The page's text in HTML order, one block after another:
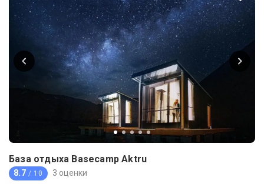
База отдыха Basecamp Aktru
8.7 / 10 3 оценки